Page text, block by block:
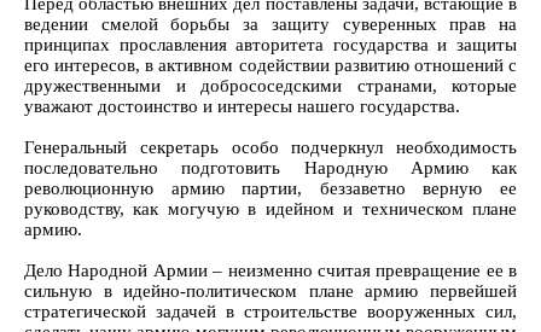
ведении смелой борьбы за защиту суверенных прав на
принципах прославления авторитета государства и защиты
его интересов, в активном содействии развитию отношений с
дружественными и добрососедскими странами, которые
уважают достоинство и интересы нашего государства.
Генеральный секретарь особо подчеркнул необходимость
последовательно подготовить Народную Армию как
революционную армию партии, беззаветно верную ее
руководству, как могучую в идейном и техническом плане
армию.
Дело Народной Армии – неизменно считая превращение ее в
сильную в идейно-политическом плане армию первейшей
стратегической задачей в строительстве вооруженных сил,